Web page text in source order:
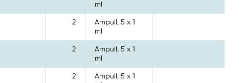
ml
2
Ampull, 5 x 1
ml
2
Ampull, 5 x 1
ml
2
Ampull, 5 x 1